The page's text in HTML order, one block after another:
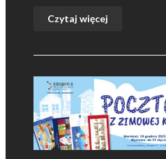
Czytaj więcej